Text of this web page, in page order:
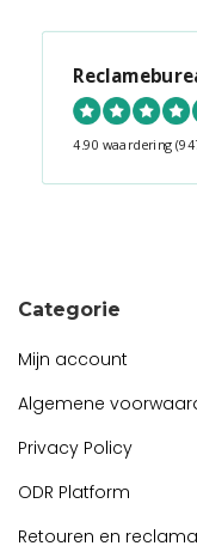
4.90 waardering
Categorie
Mijn account
Algemene
Privacy Policy
ODR Platform
Retouren en